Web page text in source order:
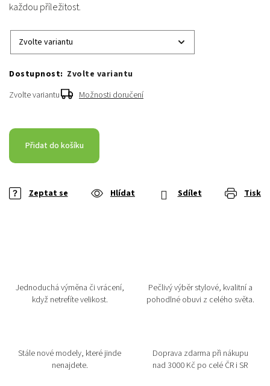
každou příležitost.
Zvolte variantu
Zvolte variantu
Možnosti doručení
Přidat do košíku
Tisk
Zeptat se Hlídat Sdílet
Jednoduchá výměna či vrácení,
když netrefíte velikost.
Pečlivý výběr stylové, kvalitní a
pohodlné obuvi z celého světa.
Stále nové modely, které jinde
nenajdete.
Doprava zdarma při nákupu
nad 3000 Kč po celé ČR i SR